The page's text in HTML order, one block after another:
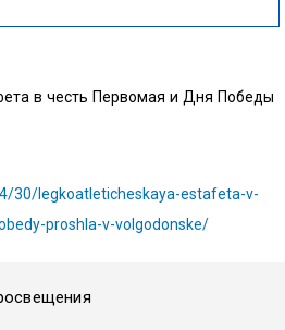
в честь Первомая и Дня Победы
30/legkoatleticheskaya-estafeta-v-
proshla-v-volgodonske/